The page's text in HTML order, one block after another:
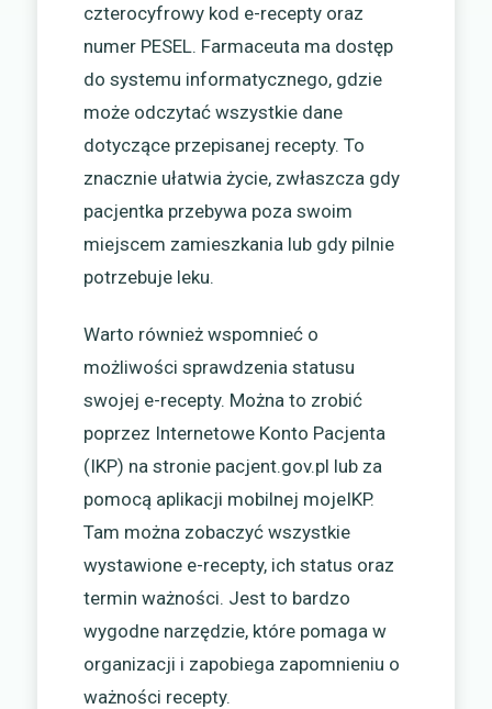
czterocyfrowy kod e-recepty oraz
numer PESEL. Farmaceuta ma dostęp
do systemu informatycznego, gdzie
może odczytać wszystkie dane
dotyczące przepisanej recepty. To
znacznie ułatwia życie, zwłaszcza gdy
pacjentka przebywa poza swoim
miejscem zamieszkania lub gdy pilnie
potrzebuje leku.
Warto również wspomnieć o
możliwości sprawdzenia statusu
swojej e-recepty. Można to zrobić
poprzez Internetowe Konto Pacjenta
(IKP) na stronie pacjent.gov.pl lub za
pomocą aplikacji mobilnej mojeIKP.
Tam można zobaczyć wszystkie
wystawione e-recepty, ich status oraz
termin ważności. Jest to bardzo
wygodne narzędzie, które pomaga w
organizacji i zapobiega zapomnieniu o
ważności recepty.